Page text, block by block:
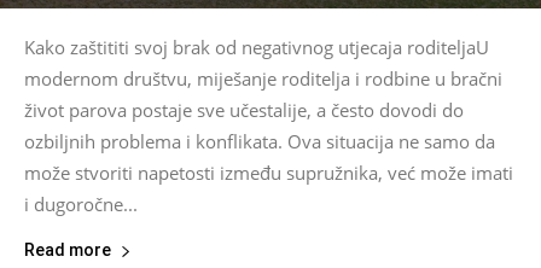
Kako zaštititi svoj brak od negativnog utjecaja roditeljaU
modernom društvu, miješanje roditelja i rodbine u bračni
život parova postaje sve učestalije, a često dovodi do
ozbiljnih problema i konflikata. Ova situacija ne samo da
može stvoriti napetosti između supružnika, već može imati
i dugoročne...
Read more